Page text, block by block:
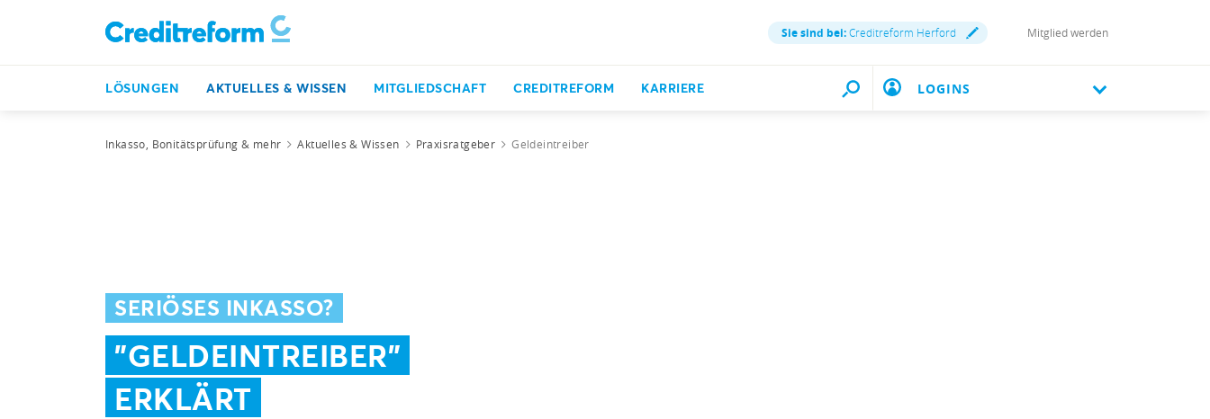
Sie sind bei:Creditreform Herford Mitglied werden
LÖSUNGEN AKTUELLES & WISSEN MITGLIEDSCHAFT CREDITREFORM KARRIERE LOGINS
Inkasso, Bonitätsprüfung & mehr Aktuelles & Wissen Praxisratgeber Geldeintreiber
SERIÖSES INKASSO?
"GELDEINTREIBER"
ERKLÄRT